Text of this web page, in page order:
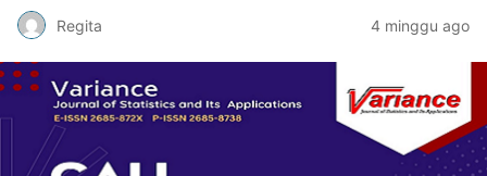
Regita 4 minggu ago